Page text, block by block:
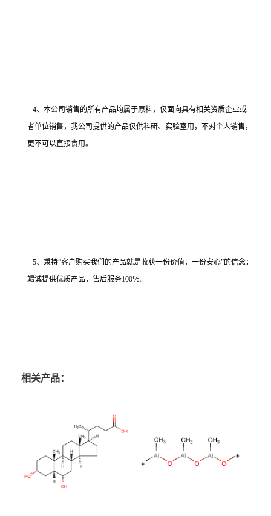
4、本公司销售的所有产品均属于原料，仅面向具有相关资质企业或
者单位销售，我公司提供的产品仅供科研、实验室用，不对个人销售，
更不可以直接食用。
5、秉持“客户购买我们的产品就是收获一份价值，一份安心”的信念；
竭诚提供优质产品，售后服务100％。
相关产品：